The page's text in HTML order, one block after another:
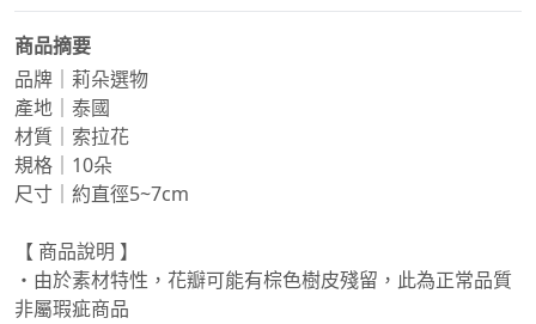
商品摘要
品牌｜莉朵選物
產地｜泰國
材質｜索拉花
規格｜10朵
尺寸｜約直徑5~7cm
【 商品說明 】
・由於素材特性，花瓣可能有棕色樹皮殘留，此為正常品質
非屬瑕疵商品